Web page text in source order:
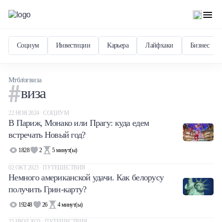
Социум Инвестиции Карьера Лайфхаки Бизнес
Мтблогвиза
виза
22 НОЯ 2024 · СОЦИУМ
В Париж, Монако или Прагу: куда едем
встречать Новый год?
1828 2 5 минут(ы)
02 ОКТ 2023 · ПУТЕШЕСТВИЯ
Немного американской удачи. Как белорусу
получить Грин-карту?
19248 26 4минут(ы)